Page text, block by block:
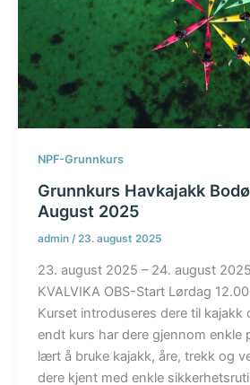
NPF-Grunnkurs
Grunnkurs Havkajakk
August 2025
admin /23. august 2025
23. august 2025 – 24. august
KVALVIKA OBS-Start Lørdag
Kurset introduseres dere til kajakk
endt kurs har dere gjennom enkle
lært å bruke kajakk, åre, trekk og
dere kjent med enkle